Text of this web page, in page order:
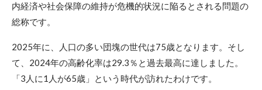
内経済や社会保障の維持が危機的状況に陥るとされる問題の
総称です。
2025年に、人口の多い団塊の世代は75歳となります。そし
て、2024年の高齢化率は29.3％と過去最高に達しました。
「3人に1人が65歳」という時代が訪れたわけです。